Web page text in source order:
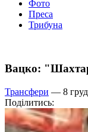
Фото
Преса
Трибуна
Вацко:
Трансфери — 8
Поділитись: